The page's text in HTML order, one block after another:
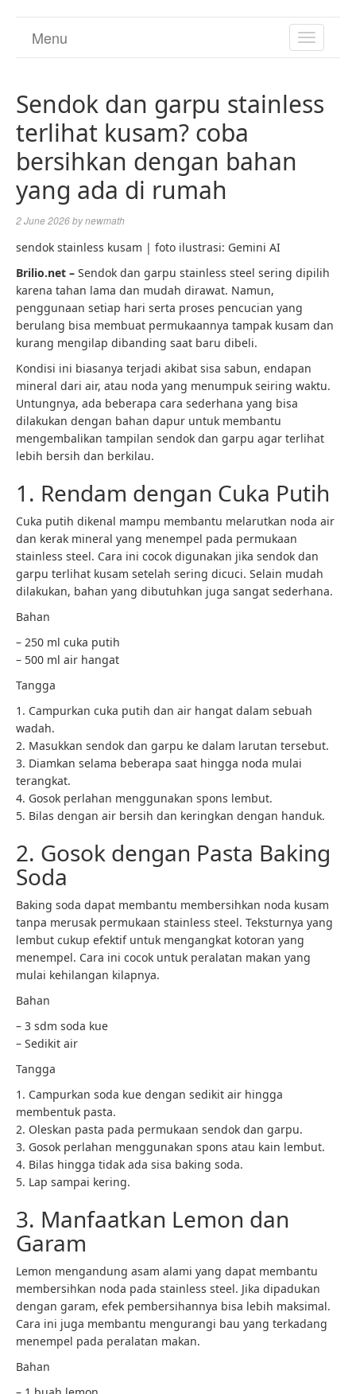
TOGGLE
Menu
Sendok dan garpu stainless
terlihat kusam? coba
bersihkan dengan bahan
yang ada di rumah
2 June 2026bynewmath
sendok stainless kusam | foto ilustrasi: Gemini AI
Brilio.net – Sendok dan garpu stainless steel sering dipilih
karena tahan lama dan mudah dirawat. Namun,
penggunaan setiap hari serta proses pencucian yang
berulang bisa membuat permukaannya tampak kusam dan
kurang mengilap dibanding saat baru dibeli.
Kondisi ini biasanya terjadi akibat sisa sabun, endapan
mineral dari air, atau noda yang menumpuk seiring waktu.
Untungnya, ada beberapa cara sederhana yang bisa
dilakukan dengan bahan dapur untuk membantu
mengembalikan tampilan sendok dan garpu agar terlihat
lebih bersih dan berkilau.
1. Rendam dengan Cuka Putih
Cuka putih dikenal mampu membantu melarutkan noda air
dan kerak mineral yang menempel pada permukaan
stainless steel. Cara ini cocok digunakan jika sendok dan
garpu terlihat kusam setelah sering dicuci. Selain mudah
dilakukan, bahan yang dibutuhkan juga sangat sederhana.
Bahan
– 250 ml cuka putih
– 500 ml air hangat
Tangga
1. Campurkan cuka putih dan air hangat dalam sebuah
wadah.
2. Masukkan sendok dan garpu ke dalam larutan tersebut.
3. Diamkan selama beberapa saat hingga noda mulai
terangkat.
4. Gosok perlahan menggunakan spons lembut.
5. Bilas dengan air bersih dan keringkan dengan handuk.
2. Gosok dengan Pasta Baking
Soda
Baking soda dapat membantu membersihkan noda kusam
tanpa merusak permukaan stainless steel. Teksturnya yang
lembut cukup efektif untuk mengangkat kotoran yang
menempel. Cara ini cocok untuk peralatan makan yang
mulai kehilangan kilapnya.
Bahan
– 3 sdm soda kue
– Sedikit air
Tangga
1. Campurkan soda kue dengan sedikit air hingga
membentuk pasta.
2. Oleskan pasta pada permukaan sendok dan garpu.
3. Gosok perlahan menggunakan spons atau kain lembut.
4. Bilas hingga tidak ada sisa baking soda.
5. Lap sampai kering.
3. Manfaatkan Lemon dan
Garam
Lemon mengandung asam alami yang dapat membantu
membersihkan noda pada stainless steel. Jika dipadukan
dengan garam, efek pembersihannya bisa lebih maksimal.
Cara ini juga membantu mengurangi bau yang terkadang
menempel pada peralatan makan.
Bahan